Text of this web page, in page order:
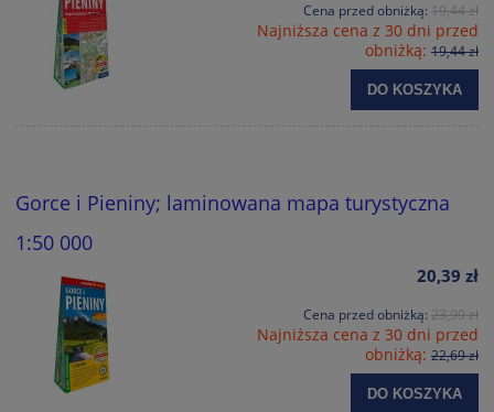
Cena przed obniżką: 19,44 zł
Najniższa cena z 30 dni przed
obniżką: 19,44 zł
DO KOSZYKA
Gorce i Pieniny; laminowana mapa turystyczna
1:50 000
20,39 zł
Cena przed obniżką: 23,99 zł
Najniższa cena z 30 dni przed
obniżką: 22,69 zł
DO KOSZYKA